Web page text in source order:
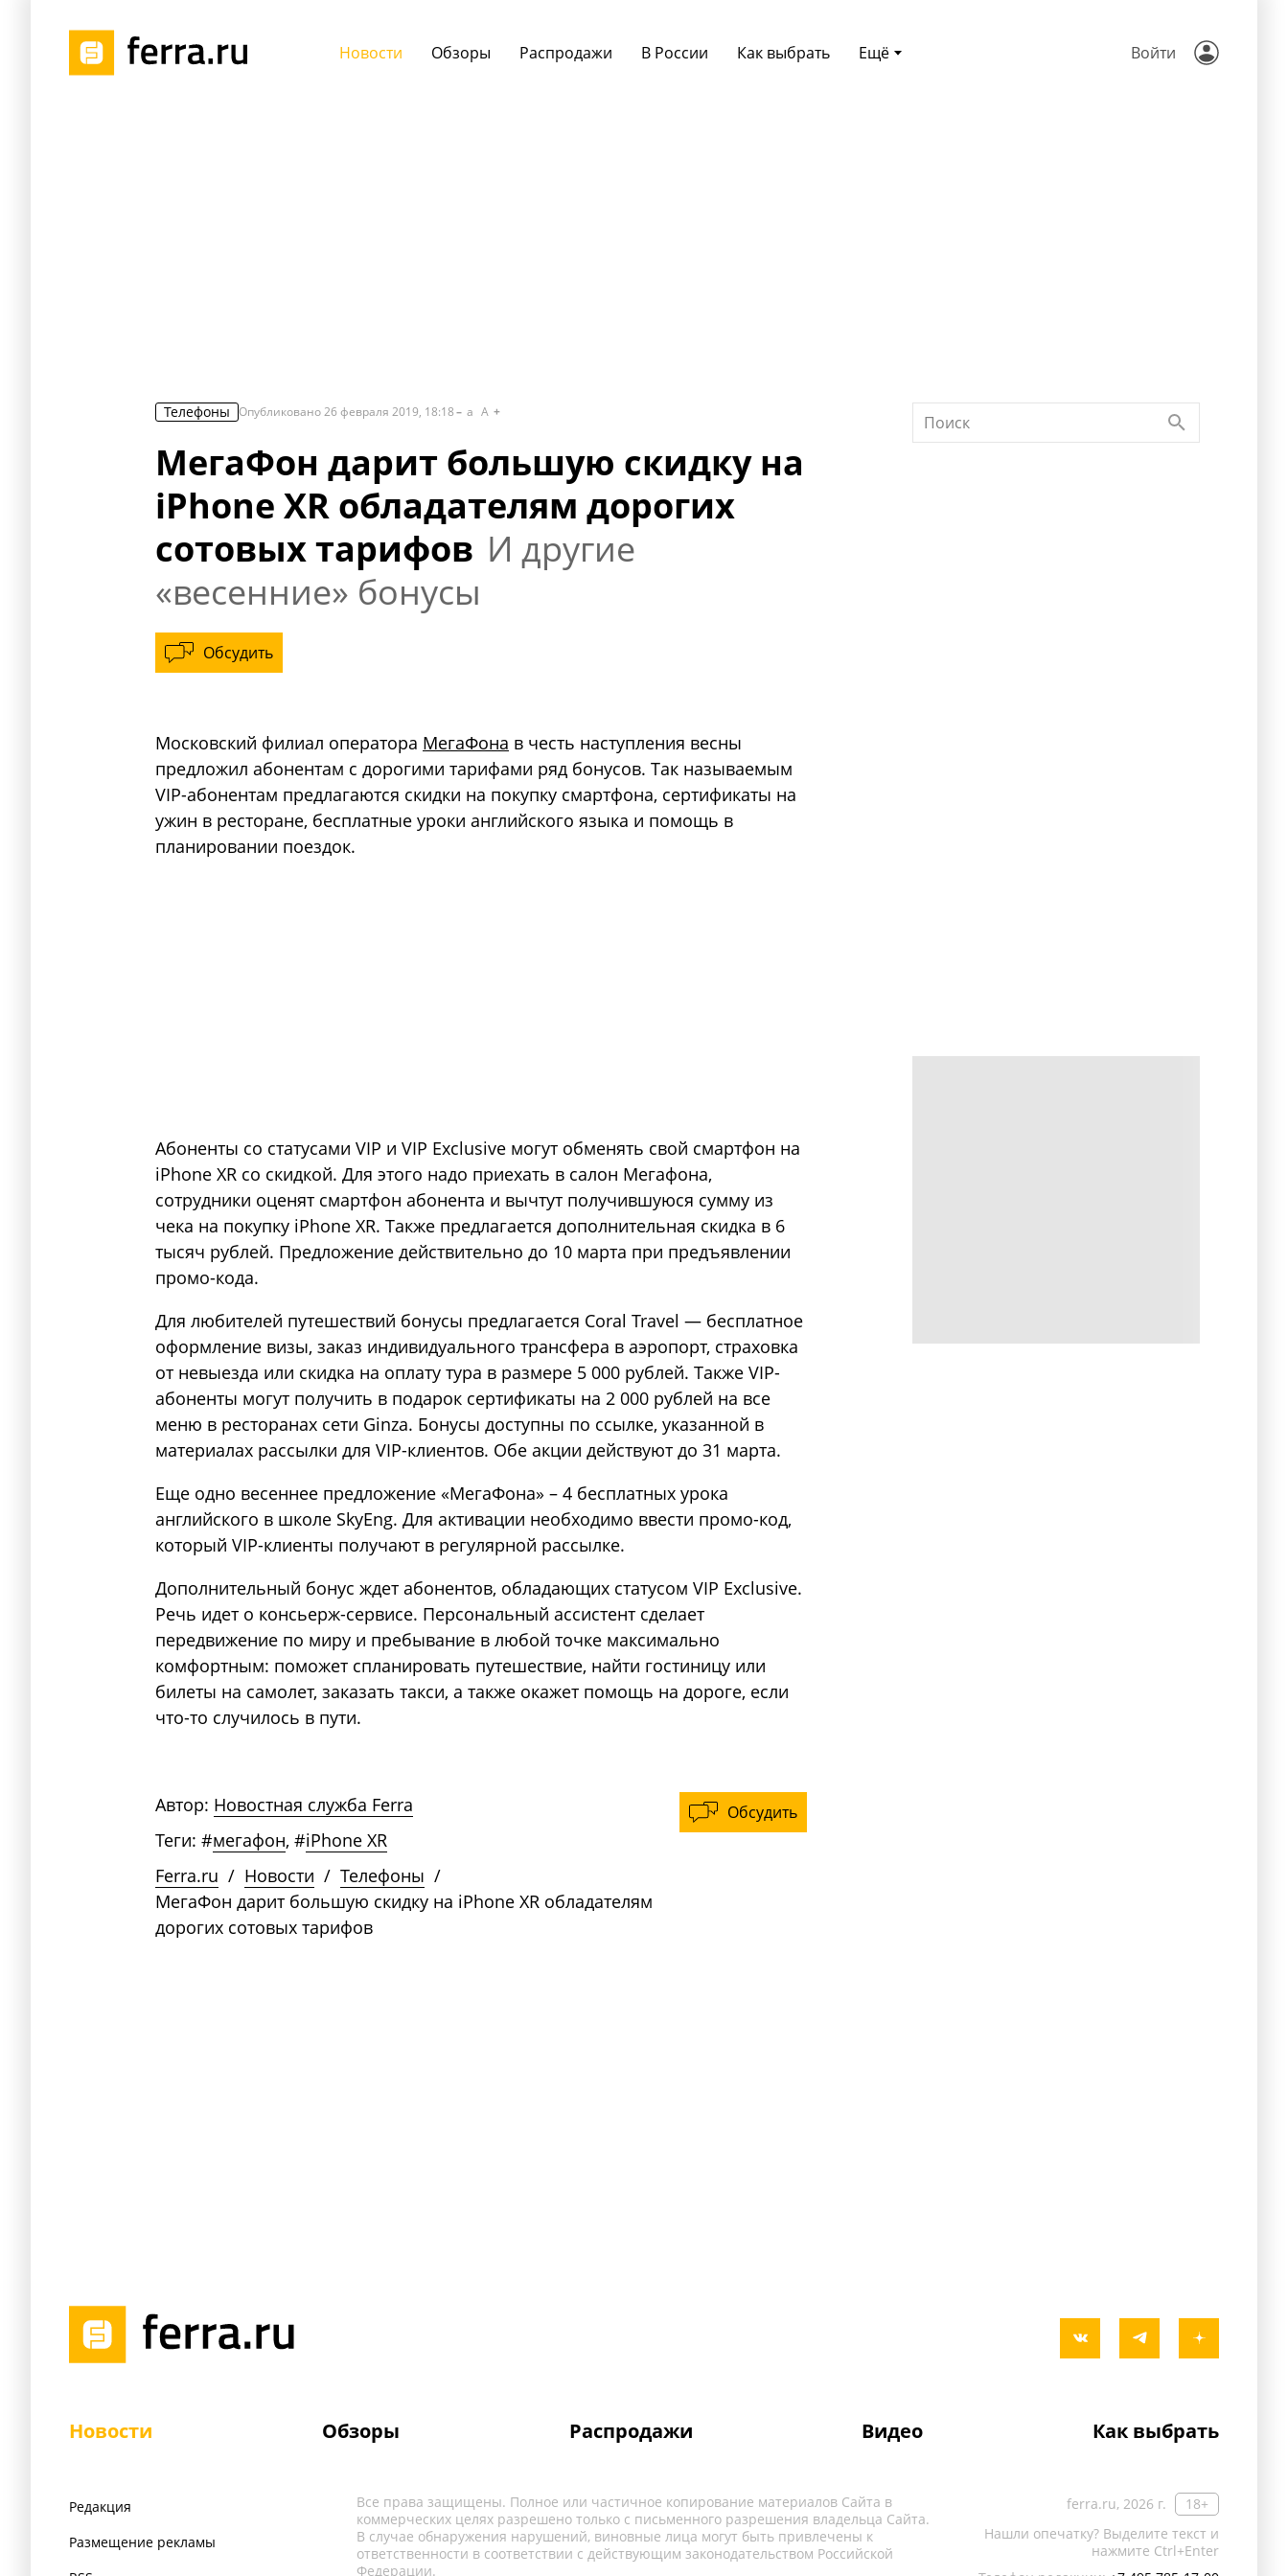
Ещё
Новости Обзоры Распродажи В России Как выбрать Войти
Телефоны Опубликовано26 февраля 2019, 18:18 a A
МегаФон дарит большую скидку на
iPhone XR обладателям дорогих
сотовых тарифов И другие
«весенние» бонусы
Обсудить
Московский филиал оператора МегаФона в честь наступления весны
предложил абонентам с дорогими тарифами ряд бонусов. Так называемым
VIP-абонентам предлагаются скидки на покупку смартфона, сертификаты на
ужин в ресторане, бесплатные уроки английского языка и помощь в
планировании поездок.
Абоненты со статусами VIP и VIP Exclusive могут обменять свой смартфон на
iPhone XR со скидкой. Для этого надо приехать в салон Мегафона,
сотрудники оценят смартфон абонента и вычтут получившуюся сумму из
чека на покупку iPhone XR. Также предлагается дополнительная скидка в 6
тысяч рублей. Предложение действительно до 10 марта при предъявлении
промо-кода.
Для любителей путешествий бонусы предлагается Coral Travel — бесплатное
оформление визы, заказ индивидуального трансфера в аэропорт, страховка
от невыезда или скидка на оплату тура в размере 5 000 рублей. Также VIP-
абоненты могут получить в подарок сертификаты на 2 000 рублей на все
меню в ресторанах сети Ginza. Бонусы доступны по ссылке, указанной в
материалах рассылки для VIP-клиентов. Обе акции действуют до 31 марта.
Еще одно весеннее предложение «МегаФона» – 4 бесплатных урока
английского в школе SkyEng. Для активации необходимо ввести промо-код,
который VIP-клиенты получают в регулярной рассылке.
Дополнительный бонус ждет абонентов, обладающих статусом VIP Exclusive.
Речь идет о консьерж-сервисе. Персональный ассистент сделает
передвижение по миру и пребывание в любой точке максимально
комфортным: поможет спланировать путешествие, найти гостиницу или
билеты на самолет, заказать такси, а также окажет помощь на дороге, если
что-то случилось в пути.
Обсудить
Автор: Новостная служба Ferra
Теги: #мегафон, #iPhone XR
Ferra.ru / Новости / Телефоны /
МегаФон дарит большую скидку на iPhone XR обладателям
дорогих сотовых тарифов
Новости Обзоры Распродажи Видео Как выбрать
Редакция
Размещение рекламы
ferra.ru, 2026 г.
18+
Нашли опечатку? Выделите текст и
нажмите Ctrl+Enter
Все права защищены. Полное или частичное копирование материалов Сайта в
коммерческих целях разрешено только с письменного разрешения владельца Сайта.
В случае обнаружения нарушений, виновные лица могут быть привлечены к
ответственности в соответствии с действующим законодательством Российской
Федерации.